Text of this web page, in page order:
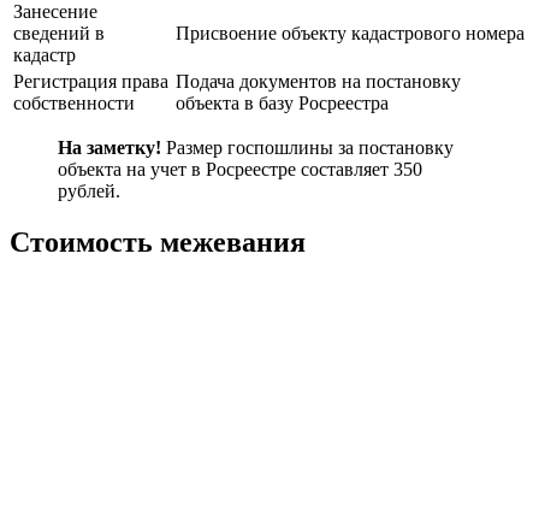
Занесение
сведений в
кадастр
Присвоение объекту кадастрового номера
Регистрация права
собственности
Подача документов на постановку
объекта в базу Росреестра
На заметку! Размер госпошлины за постановку
объекта на учет в Росреестре составляет 350
рублей.
Стоимость межевания